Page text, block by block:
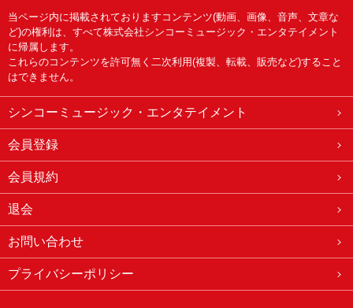
当ページ内に掲載されておりますコンテンツ(動画、画像、音声、文章な
ど)の権利は、すべて株式会社シンコーミュージック・エンタテイメント
に帰属します。
これらのコンテンツを許可無く二次利用(複製、転載、販売など)すること
はできません。
シンコーミュージック・エンタテイメント
会員登録
会員規約
退会
お問い合わせ
プライバシーポリシー